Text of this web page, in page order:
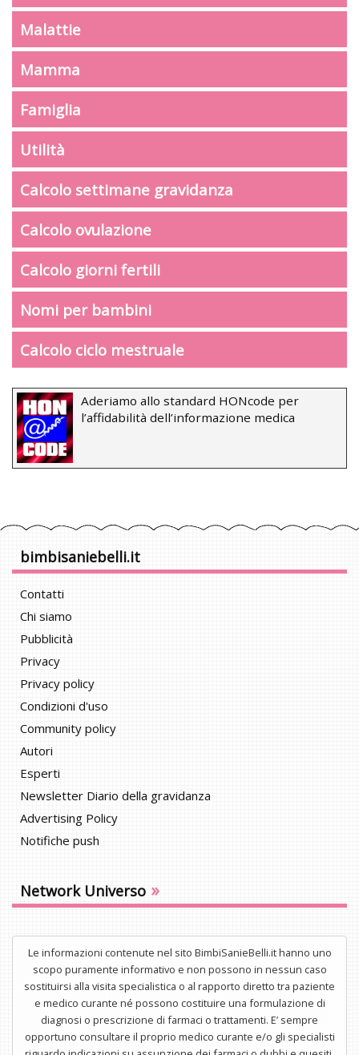
Malattie
Mamma
Famiglia
Utilità
Calcolo settimane gravidanza
Calcolo ovulazione
Calcolo giorni fertili
Nomi per bambini
Calcolo ciclo mestruale
Aderiamo allo standard HONcode per
l’affidabilità dell’informazione medica
bimbisaniebelli.it
Contatti
Chi siamo
Pubblicità
Privacy
Privacy policy
Condizioni d'uso
Community policy
Autori
Esperti
Newsletter Diario della gravidanza
Advertising Policy
Notifiche push
Network Universo »
Le informazioni contenute nel sito BimbiSanieBelli.it hanno uno
scopo puramente informativo e non possono in nessun caso
sostituirsi alla visita specialistica o al rapporto diretto tra paziente
e medico curante né possono costituire una formulazione di
diagnosi o prescrizione di farmaci o trattamenti. E’ sempre
opportuno consultare il proprio medico curante e/o gli specialisti